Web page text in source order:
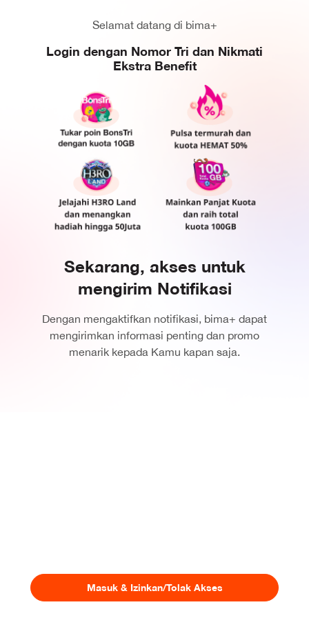
Selamat datang di bima+
Login dengan Nomor Tri dan Nikmati
Ekstra Benefit
Sekarang, akses untuk
mengirim Notifikasi
Dengan mengaktifkan notifikasi, bima+ dapat
mengirimkan informasi penting dan promo
menarik kepada Kamu kapan saja.
Masuk & Izinkan/Tolak Akses